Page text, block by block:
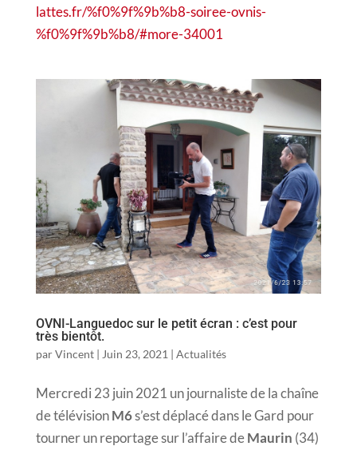
lattes.fr/%f0%9f%9b%b8-soiree-ovnis-
%f0%9f%9b%b8/#more-34001
OVNI-Languedoc sur le petit écran : c’est pour
très bientôt.
parVincent| Juin 23, 2021 | Actualités
Mercredi 23 juin 2021 un journaliste de la chaîne
de télévisionM6s’est déplacé dans le Gard pour
tourner un reportage sur l’affaire deMaurin (34)